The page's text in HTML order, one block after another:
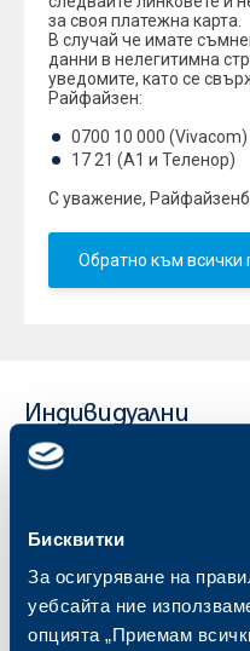
Бисквитки
За осигуряване на
уебсайта ние
опцията „Приемам
за своя платежна карта.
В случай че имате
данни в нелегитимна
уведомите, като се
Райфайзен:
0700 10 000 (Vivacom)
17 21 (А1 и Теленор)
С уважение,
Обратно към всички
Индивидуални
клиенти
Кредити
Спестявания и инвестиции
Частно банкиране
Застраховки